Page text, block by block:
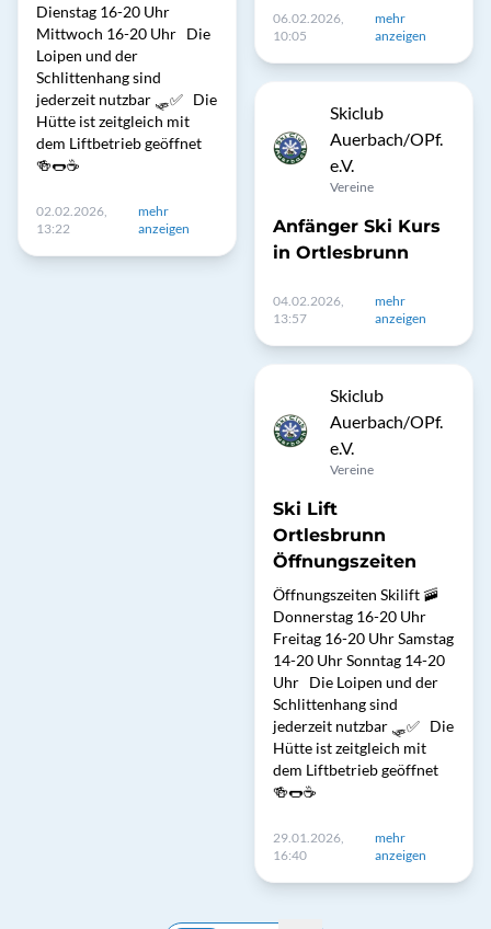
Dienstag 16-20 Uhr
Mittwoch 16-20 Uhr Die
Loipen und der
Schlittenhang sind
jederzeit nutzbar 🛷✅ Die
Hütte ist zeitgleich mit
dem Liftbetrieb geöffnet
🍻🌭☕️
02.02.2026,
13:22
mehr
anzeigen
06.02.2026,
10:05
mehr
anzeigen
Skiclub
Auerbach/OPf.
e.V.
Vereine
Anfänger Ski Kurs
in Ortlesbrunn
04.02.2026,
13:57
mehr
anzeigen
Skiclub
Auerbach/OPf.
e.V.
Vereine
Ski Lift
Ortlesbrunn
Öffnungszeiten
Öffnungszeiten Skilift 🚠
Donnerstag 16-20 Uhr
Freitag 16-20 Uhr Samstag
14-20 Uhr Sonntag 14-20
Uhr Die Loipen und der
Schlittenhang sind
jederzeit nutzbar 🛷✅ Die
Hütte ist zeitgleich mit
dem Liftbetrieb geöffnet
🍻🌭☕️
29.01.2026,
16:40
mehr
anzeigen